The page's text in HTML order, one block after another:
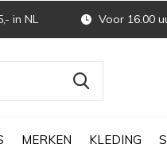
MERKEN KLEDING
in NL Voor 16.00